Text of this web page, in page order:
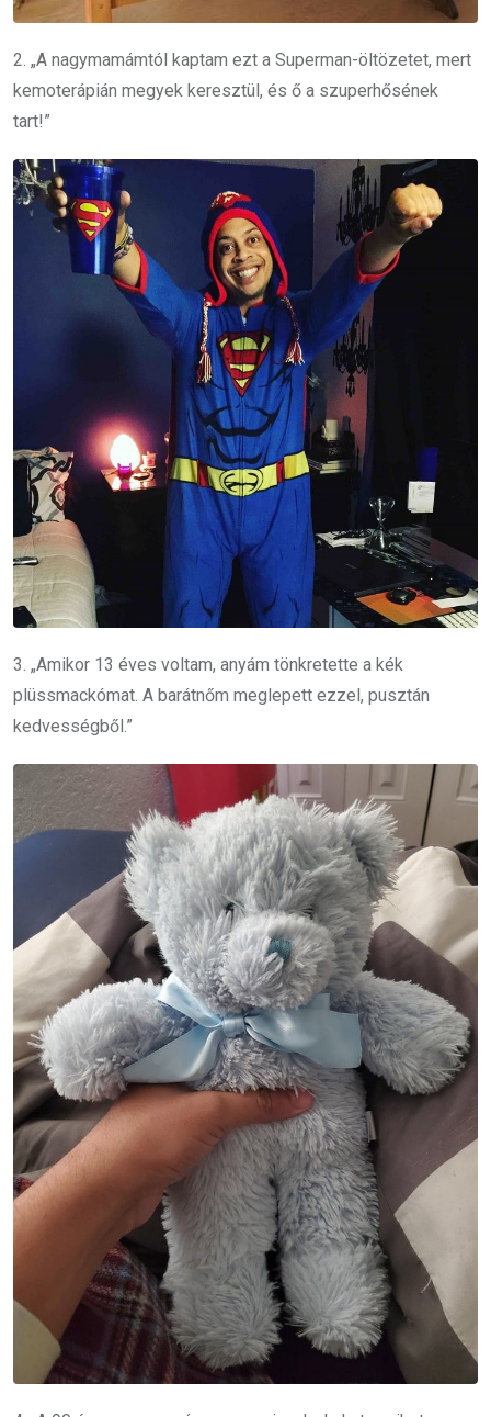
2. „A nagymamámtól kaptam ezt a Superman-öltözetet, mert
kemoterápián megyek keresztül, és ő a szuperhősének
tart!”
3. „Amikor 13 éves voltam, anyám tönkretette a kék
plüssmackómat. A barátnőm meglepett ezzel, pusztán
kedvességből.”